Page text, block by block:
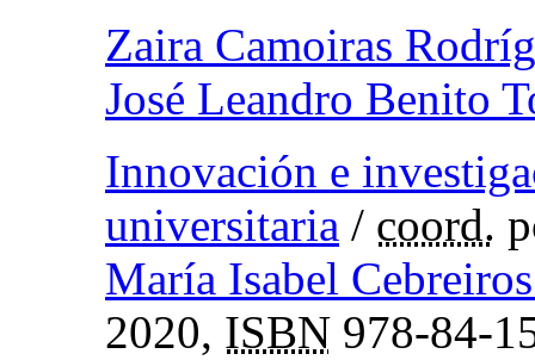
Zaira Camoiras
José Leandro Benito
Innovación e
universitaria / coord.
María Isabel
2020, ISBN 978-84-